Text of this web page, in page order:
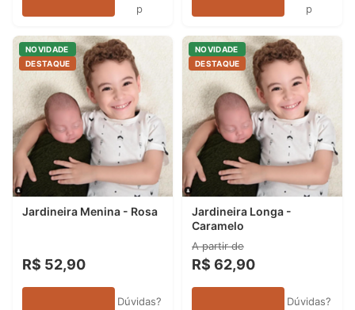
p
p
NOVIDADE
DESTAQUE
Jardineira Menina - Rosa
R$ 52,90
Dúvidas?
NOVIDADE
DESTAQUE
Jardineira Longa -
Caramelo
A partir de
R$ 62,90
Dúvidas?